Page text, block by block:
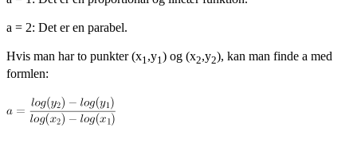
a = 2: Det er en parabel.
Hvis man har to punkter (x1,y1) og (x2,y2), kan man finde a med
formlen: